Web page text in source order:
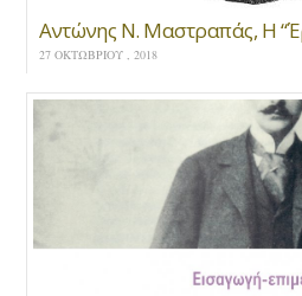
27 ΟΚΤΩΒΡΊΟΥ , 2018